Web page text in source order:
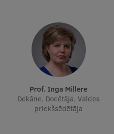
Uzņemšana
Praktiska informācija
Prof. Inga Millere
Dekāne, Docētāja, Valdes
priekšsēdētāja